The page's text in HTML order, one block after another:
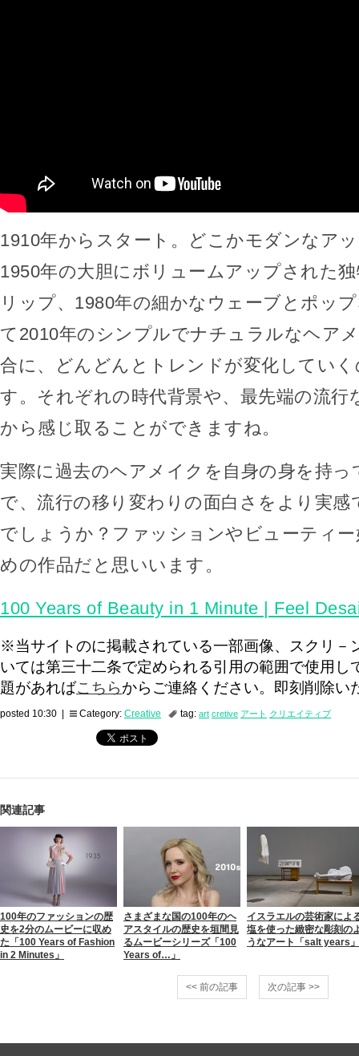
1910年からスタート。どこかモダンなア
1950年の大胆にボリュームアップされた
リップ、1980年の細かなウェーブとポッ
て2010年のシンプルでナチュラルなヘア
合に、どんどんとトレンドが変化してい
す。それぞれの時代背景や、最先端の流行
から感じ取ることができますね。
実際に過去のヘアメイクを自身の身を持っ
で、流行の移り変わりの面白さをより実
でしょうか？ファッションやビューティ
めの作品だと思いいます。
100 Years of Beauty in 1 Minute | Feel
※当サイトのに掲載されている一部画像、スクリ－
いては第三十二条で定められる引用の範囲で使用し
題があればこちらからご連絡ください。即刻削除い
posted 10:30 | Category: Creative tag: art cretive アート クリエイティブ
関連記事
100年のファッションの歴
史を2分のムービーに収め
た「100 Years of Fashion
in 2 Minutes」
さまざまな国の100年のヘ
アスタイルの歴史を垣間見
るムービーシリーズ「100
Years of…」
イスラエルの芸術家によ
塩を使った緻密な彫刻の
うなアート「salt years」
<< 前の記事 次の記事 >>